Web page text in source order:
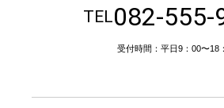
TEL082-555-
受付時間：平日9：00〜18